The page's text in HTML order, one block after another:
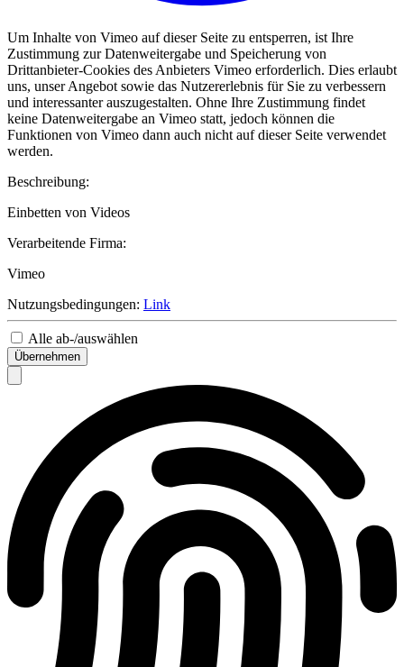
Um Inhalte von Vimeo auf dieser Seite zu entsperren, ist Ihre
Zustimmung zur Datenweitergabe und Speicherung von
Drittanbieter-Cookies des Anbieters Vimeo erforderlich. Dies erlaubt
uns, unser Angebot sowie das Nutzererlebnis für Sie zu verbessern
und interessanter auszugestalten. Ohne Ihre Zustimmung findet
keine Datenweitergabe an Vimeo statt, jedoch können die
Funktionen von Vimeo dann auch nicht auf dieser Seite verwendet
werden.
Beschreibung:
Einbetten von Videos
Verarbeitende Firma:
Vimeo
Nutzungsbedingungen: Link
Alle ab-/auswählen
Übernehmen